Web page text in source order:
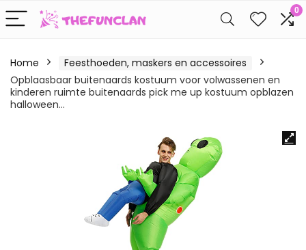
0
Home
Feesthoeden, maskers en accessoires
Opblaasbaar buitenaards kostuum voor volwassenen en
kinderen ruimte buitenaards pick me up kostuum opblazen
halloween…